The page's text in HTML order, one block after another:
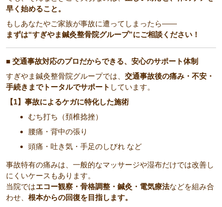
早く始めること。
もしあなたやご家族が事故に遭ってしまったら――
まずは“すぎやま鍼灸整骨院グループ”にご相談ください！
■ 交通事故対応のプロだからできる、安心のサポート体制
すぎやま鍼灸整骨院グループでは、 交通事故後の痛み・不安・
手続きまでトータルでサポート しています。
【1】事故によるケガに特化した施術
むち打ち（頚椎捻挫）
腰痛・背中の張り
頭痛・吐き気・手足のしびれ など
事故特有の痛みは、一般的なマッサージや湿布だけでは改善し
にくいケースもあります。
当院ではエコー観察・骨格調整・鍼灸・電気療法などを組み合
わせ、 根本からの回復を目指します。